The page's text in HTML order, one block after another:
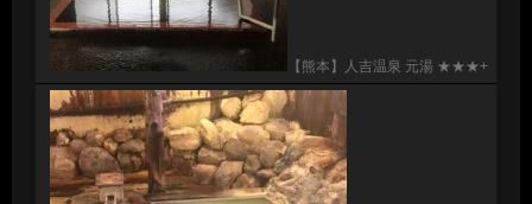
【熊本】人吉温泉 元湯 ★★★+